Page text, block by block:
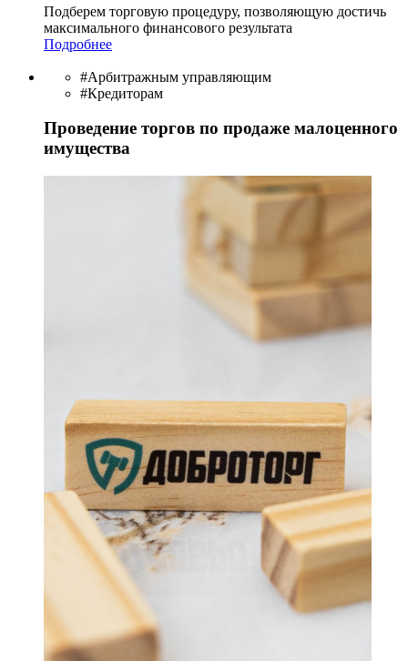
Подберем торговую процедуру, позволяющую достичь
максимального финансового результата
Подробнее
#Арбитражным управляющим
#Кредиторам
Проведение торгов по продаже малоценного
имущества